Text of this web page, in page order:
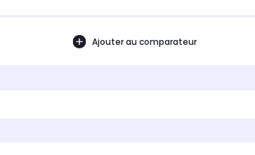
Ajouter au comparateur